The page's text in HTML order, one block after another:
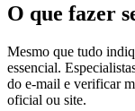
O que fazer
Mesmo que tudo
essencial.
do e-mail e verificar
oficial ou site.